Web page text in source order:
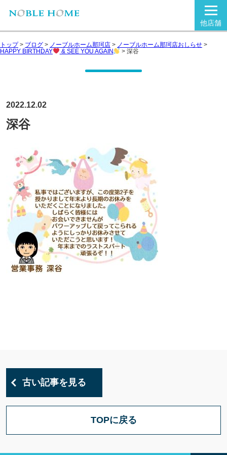
他店舗
トップ> ブログ > ノーブルホーム那珂店 > ノーブルホーム那珂店おしらせ >
HAPPY BIRTHDAY
& SEE YOU AGAIN >深谷
2022.12.02
深谷
古い記事を見る
TOPに戻る